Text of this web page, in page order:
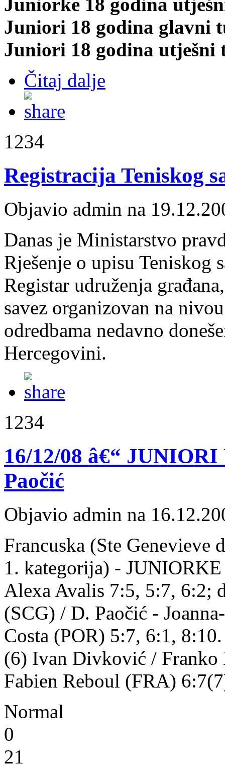
Juniori 18 godina glavni
Juniori 18 godina
Čitaj dalje
1234
Registracija Teniskog
Objavio admin na
Danas je Ministarstvo
Rješenje o upisu Teniskog
Registar udruženja
savez organizovan na
odredbama nedavno
Hercegovini.
1234
16/12/08 â€“
Paočić
Objavio admin na
Francuska (Ste Genevieve
1. kategorija) -
Alexa Avalis 7:5, 5:7, 6:2;
(SCG) / D. Paočić -
Costa (POR) 5:7, 6:1,
(6) Ivan Divković /
Fabien Reboul (FRA)
Normal
0
21